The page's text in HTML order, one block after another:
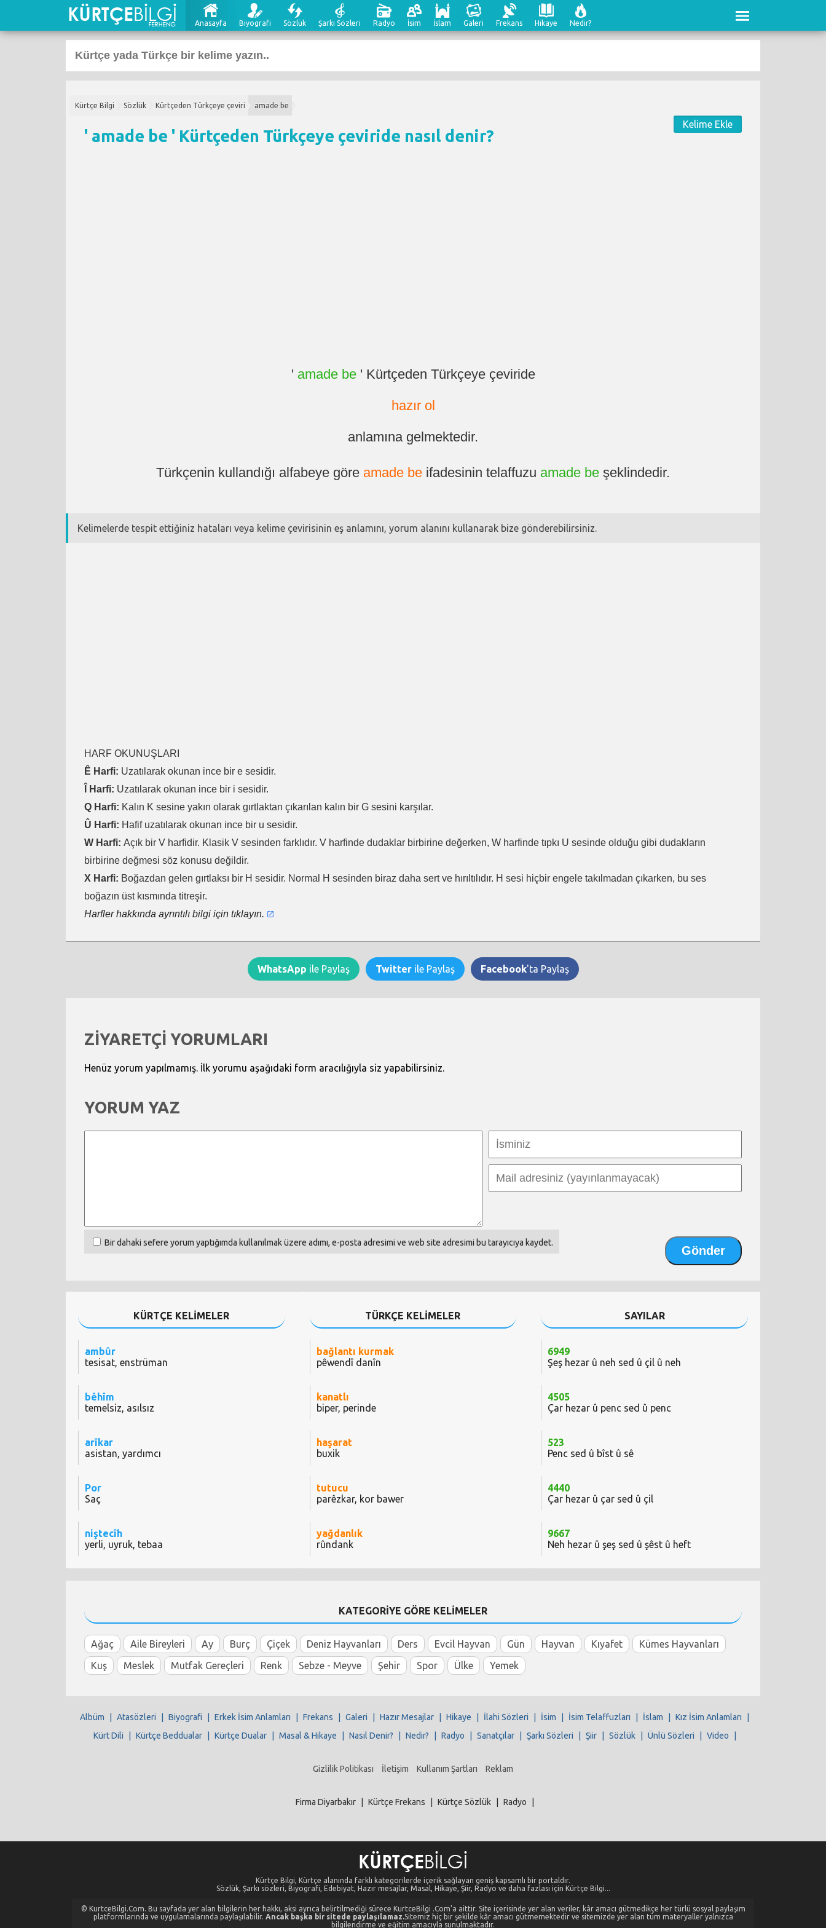
Anasayfa Biyografi Sözlük Şarkı Sözleri Radyo İsim İslam Galeri Frekans Hikaye Nedir?
Kürtçe Bilgi Sözlük Kürtçeden Türkçeye çeviri amade be
Kelime Ekle
' amade be ' Kürtçeden Türkçeye çeviride nasıl denir?
' amade be' Kürtçeden Türkçeye çeviride
hazır ol
anlamına gelmektedir.
Türkçenin kullandığı alfabeye göre amade be ifadesinin telaffuzu amade be şeklindedir.
Kelimelerde tespit ettiğiniz hataları veya kelime çevirisinin eş anlamını, yorum alanını kullanarak bize gönderebilirsiniz.
HARF OKUNUŞLARI
Ê Harfi: Uzatılarak okunan ince bir e sesidir.
Î Harfi: Uzatılarak okunan ince bir i sesidir.
Q Harfi: Kalın K sesine yakın olarak gırtlaktan çıkarılan kalın bir G sesini karşılar.
Û Harfi: Hafif uzatılarak okunan ince bir u sesidir.
W Harfi: Açık bir V harfidir. Klasik V sesinden farklıdır. V harfinde dudaklar birbirine değerken, W harfinde tıpkı U sesinde olduğu gibi dudakların
birbirine değmesi söz konusu değildir.
X Harfi: Boğazdan gelen gırtlaksı bir H sesidir. Normal H sesinden biraz daha sert ve hırıltılıdır. H sesi hiçbir engele takılmadan çıkarken, bu ses
boğazın üst kısmında titreşir.
Harfler hakkında ayrıntılı bilgi için tıklayın.
WhatsApp ile Paylaş Twitterile Paylaş Facebook'ta Paylaş
ZİYARETÇİ YORUMLARI
Henüz yorum yapılmamış. İlk yorumu aşağıdaki form aracılığıyla siz yapabilirsiniz.
YORUM YAZ
Bir dahaki sefere yorum yaptığımda kullanılmak üzere adımı, e-posta adresimi ve web site adresimi bu tarayıcıya kaydet.
KÜRTÇE KELİMELER
ambûr
tesisat, enstrüman
bêhîm
temelsiz, asılsız
arîkar
asistan, yardımcı
Por
Saç
niştecîh
yerli, uyruk, tebaa
TÜRKÇE KELİMELER
bağlantı kurmak
pêwendî danîn
kanatlı
biper, perinde
haşarat
buxik
tutucu
parêzkar, kor bawer
yağdanlık
rûndank
SAYILAR
6949
Şeş hezar û neh sed û çil û neh
4505
Çar hezar û penc sed û penc
523
Penc sed û bîst û sê
4440
Çar hezar û çar sed û çil
9667
Neh hezar û şeş sed û şêst û heft
KATEGORİYE GÖRE KELİMELER
Ağaç Aile Bireyleri Ay Burç Çiçek Deniz Hayvanları Ders Evcil Hayvan Gün Hayvan Kıyafet
Kümes Hayvanları
Kuş
Meslek Mutfak Gereçleri Renk Sebze - Meyve Şehir Spor Ülke Yemek
Albüm Atasözleri Biyografi Erkek İsim Anlamları Frekans Galeri Hazır Mesajlar Hikaye İlahi Sözleri İsim İsim Telaffuzları İslam Kız İsim Anlamları
Kürt Dili
Kürtçe Beddualar Kürtçe Dualar Masal & Hikaye Nasıl Denir? Nedir? Radyo Sanatçılar Şarkı Sözleri Şiir Sözlük Ünlü Sözleri Video
Gizlilik Politikası İletişim Kullanım Şartları Reklam
Firma Diyarbakır Kürtçe Frekans Kürtçe Sözlük Radyo
Kürtçe Bilgi, Kürtçe alanında farklı kategorilerde içerik sağlayan geniş kapsamlı bir portaldır.
Sözlük, Şarkı sözleri, Biyografi, Edebiyat, Hazır mesajlar, Masal, Hikaye, Şiir, Radyo ve daha fazlası için Kürtçe Bilgi...
© KurtceBilgi.Com. Bu sayfada yer alan bilgilerin her hakkı, aksi ayrıca belirtilmediği sürece KurtceBilgi .Com'a aittir. Site içerisinde yer alan veriler, kâr amacı gütmedikçe her türlü sosyal paylaşım
platformlarında ve uygulamalarında paylaşılabilir. Ancak başka bir sitede paylaşılamaz.Sitemiz hiç bir şekilde kâr amacı gütmemektedir ve sitemizde yer alan tüm materyaller yalnızca
bilgilendirme ve eğitim amacıyla sunulmaktadır.